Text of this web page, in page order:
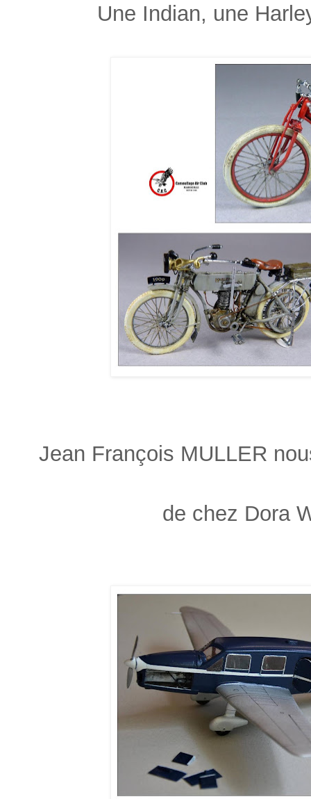
Une Indian, une
Jean François MULLER
de chez Dora